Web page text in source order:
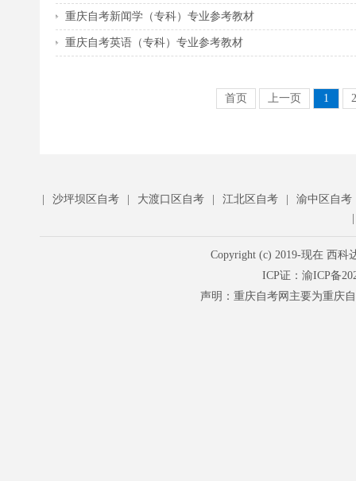
重庆自考新闻学（专科）专业参考教材
重庆自考英语（专科）专业参考教材
首页 上一页 1 2
沙坪坝区自考 大渡口区自考 江北区自考
渝中区自考
Copyright (c) 2019-现在 西
ICP证： 渝ICP备
声明：重庆自考网主要为重庆